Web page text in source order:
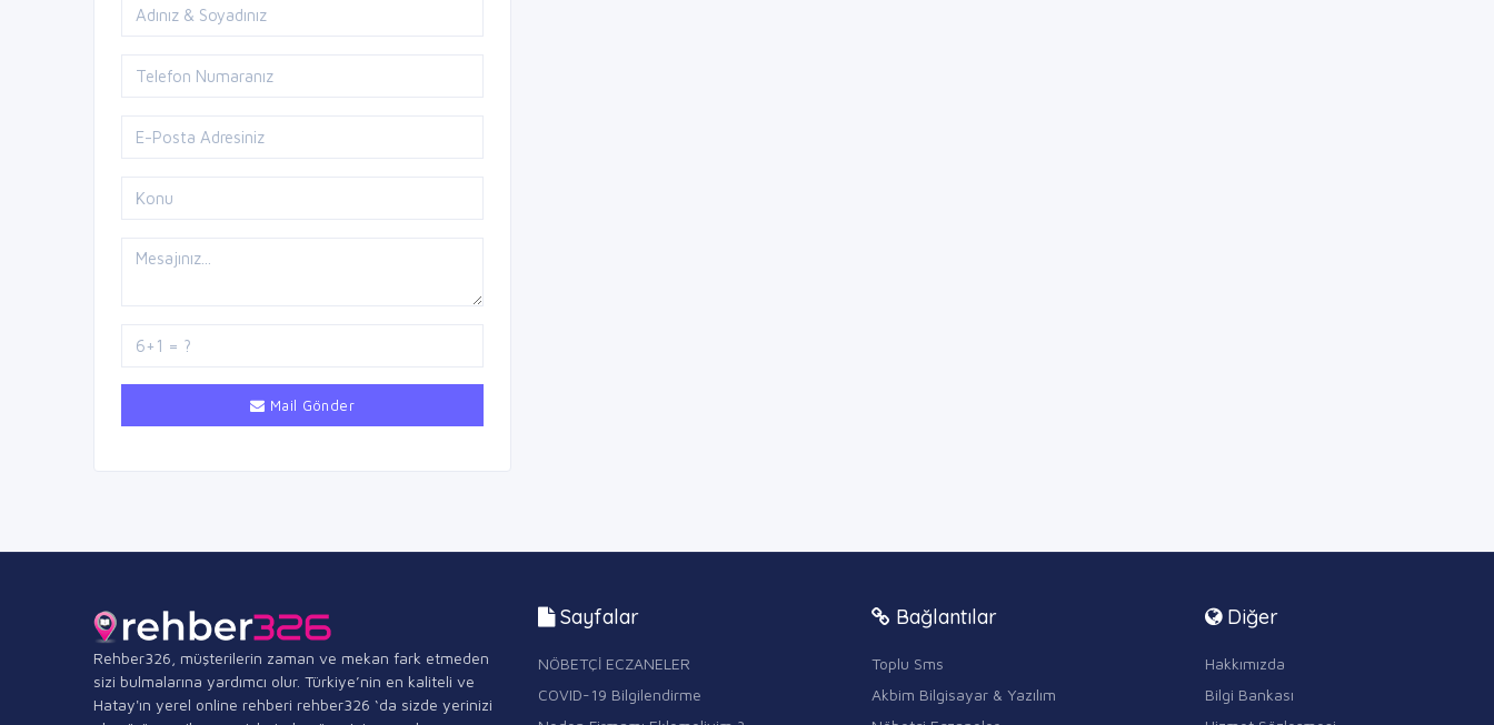
Mail Gönder
Rehber326, müşterilerin zaman ve mekan fark etmeden
sizi bulmalarına yardımcı olur. Türkiye’nin en kaliteli ve
Hatay'ın yerel online rehberi rehber326 ‘da sizde yerinizi
Sayfalar
NÖBETÇİ ECZANELER
COVID-19 Bilgilendirme
Bağlantılar
Toplu Sms
Akbim Bilgisayar & Yazılım
Diğer
Hakkımızda
Bilgi Bankası